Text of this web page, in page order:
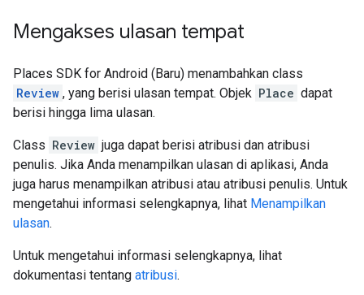
Mengakses ulasan tempat
Places SDK for Android (Baru) menambahkan class
Review , yang berisi ulasan tempat. Objek Place dapat
berisi hingga lima ulasan.
Class Review juga dapat berisi atribusi dan atribusi
penulis. Jika Anda menampilkan ulasan di aplikasi, Anda
juga harus menampilkan atribusi atau atribusi penulis. Untuk
mengetahui informasi selengkapnya, lihat Menampilkan
ulasan.
Untuk mengetahui informasi selengkapnya, lihat
dokumentasi tentang atribusi.